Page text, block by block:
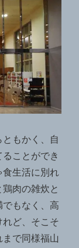
もかく、自
ことができ
食生活に別れ
肉の雑炊と
もなく、高
ど、そこそ
で同様福山